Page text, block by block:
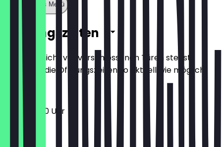
Zeige ganzes Menü
Öffnungszeiten
Damit du nicht vor verschlossenen Türen stehst,
halten wir die Öffnungszeiten so aktuell wie möglich.
12:00 - 19:00 Uhr